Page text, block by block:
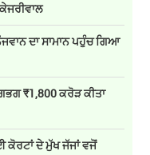
ਦਾ ਸਾਮਾਨ ਪਹੁੰਚ ਗਿਆ
₹1,800 ਕਰੋੜ ਕੀਤਾ
ਕੋਰਟਾਂ ਦੇ ਮੁੱਖ ਜੱਜਾਂ ਵਜੋਂ